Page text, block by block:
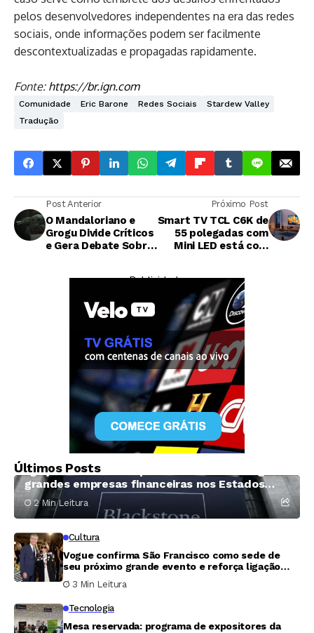
pelos desenvolvedores independentes na era das redes
sociais, onde informações podem ser facilmente
descontextualizadas e propagadas rapidamente.
Fonte: https://br.ign.com
Comunidade Eric Barone Redes Sociais
Stardew Valley
Tradução
Post Anterior
O Mandaloriano e
Grogu Divide Críticos
e Gera Debate Sobre
Próximo Post
Smart TV TCL C6K de
55 polegadas com
Mini LED está com
— Publicidade —
Últimos Posts
Tecnologia
Google revela que hackers estão usando
ligações telefônicas para invadir e chantagear
grandes empresas financeiras nos Estados
Unidos
2 Min Leitura
Cultura
Vogue confirma São Francisco como sede de
seu próximo grande evento e reforça ligação
com o mundo da tecnologia
3 Min Leitura
Tecnologia
Mesa reservada: programa de expositores da